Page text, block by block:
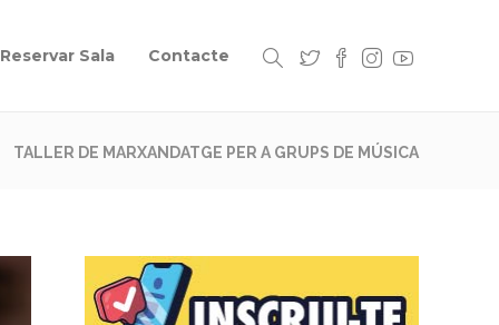
Reservar Sala Contacte
TALLER DE MARXANDATGE PER A GRUPS DE MÚSICA